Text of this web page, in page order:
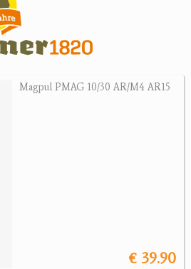
Magpul PMAG 10/30 AR/M4 AR15
€ 39.90